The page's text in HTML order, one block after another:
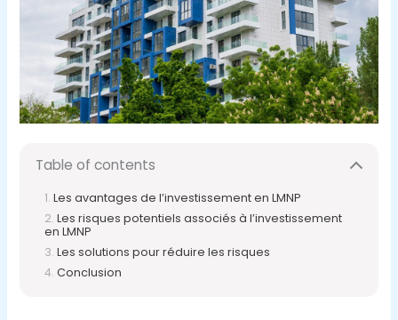
Table of contents
Les avantages de l’investissement en LMNP
Les risques potentiels associés à l’investissement
en LMNP
Les solutions pour réduire les risques
Conclusion